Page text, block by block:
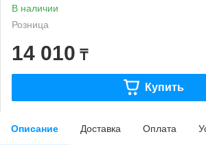
В наличии
Розница
14 010 ₸
Купить
Описание Доставка Оплата